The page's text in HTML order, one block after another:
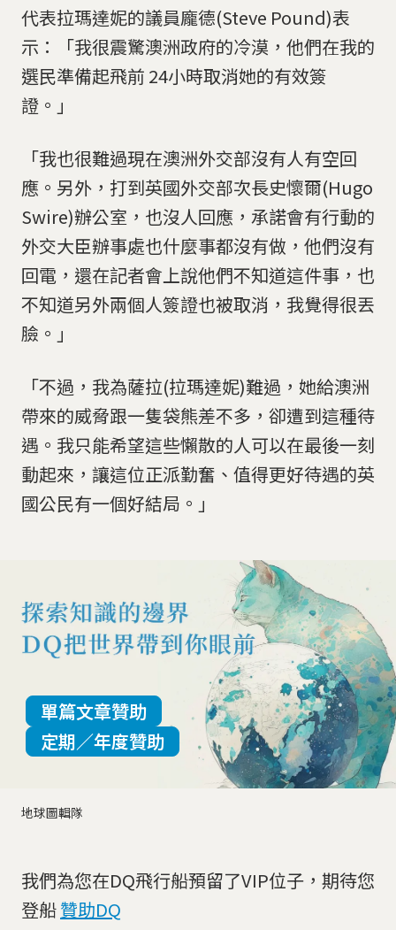
代表拉瑪達妮的議員龐德(Steve Pound)表
示：「我很震驚澳洲政府的冷漠，他們在我的
選民準備起飛前 24小時取消她的有效簽
證。」
「我也很難過現在澳洲外交部沒有人有空回
應。另外，打到英國外交部次長史懷爾(Hugo
Swire)辦公室，也沒人回應，承諾會有行動的
外交大臣辦事處也什麼事都沒有做，他們沒有
回電，還在記者會上說他們不知道這件事，也
不知道另外兩個人簽證也被取消，我覺得很丟
臉。」
「不過，我為薩拉(拉瑪達妮)難過，她給澳洲
帶來的威脅跟一隻袋熊差不多，卻遭到這種待
遇。我只能希望這些懶散的人可以在最後一刻
動起來，讓這位正派勤奮、值得更好待遇的英
國公民有一個好結局。」
地球圖輯隊
單篇文章贊助
定期／年度贊助
我們為您在DQ飛行船預留了VIP位子，期待您
登船贊助DQ